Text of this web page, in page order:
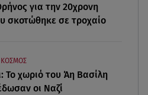
ανάρτηση από την
μαρμελάδα
για την 20χρονη
σκοτώθηκε σε τροχαίο
ΚΟΣΜΟΣ
Το χωριό του Άη Βασίλη
οι Ναζί